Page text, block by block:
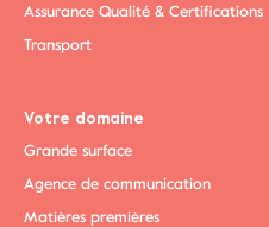
Assurance Qualité & Certifications
Transport
Votre domaine
Grande surface
Agence de communication
Matières premières